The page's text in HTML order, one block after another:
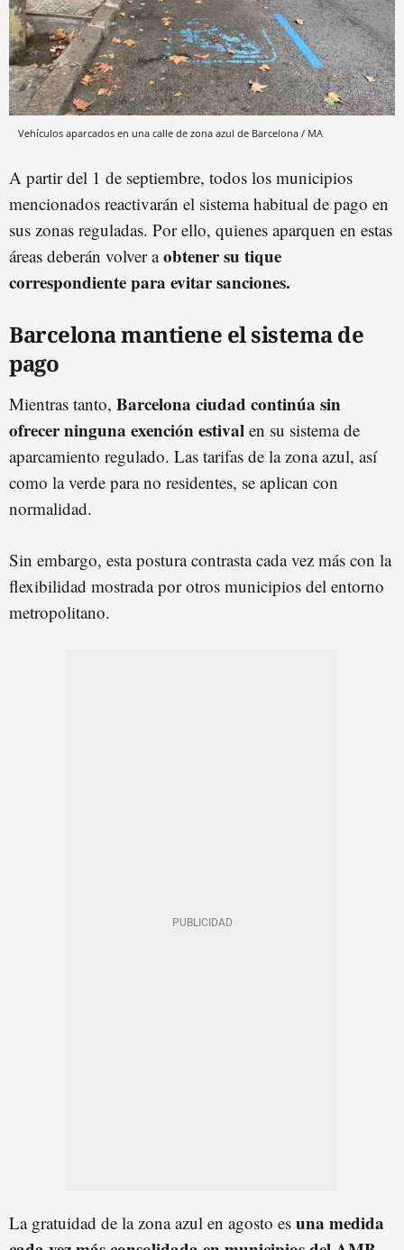
Vehículos aparcados en una calle de zona azul de Barcelona / MA
A partir del 1 de septiembre, todos los municipios
mencionados reactivarán el sistema habitual de pago en
sus zonas reguladas. Por ello, quienes aparquen en estas
áreas deberán volver aobtener su tique
correspondiente para evitar sanciones.
Barcelona mantiene el sistema de
pago
Mientras tanto, Barcelona ciudad continúa sin
ofrecer ninguna exención estival en su sistema de
aparcamiento regulado. Las tarifas de la zona azul, así
como la verde para no residentes, se aplican con
normalidad.
Sin embargo, esta postura contrasta cada vez más con la
flexibilidad mostrada por otros municipios del entorno
metropolitano.
La gratuidad de la zona azul en agosto es una medida